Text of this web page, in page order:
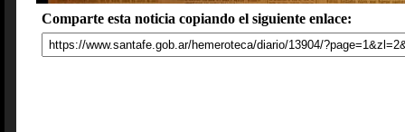
Comparte esta noticia copiando el siguiente enlace: